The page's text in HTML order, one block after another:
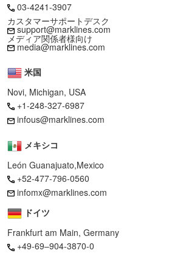
03-4241-3907
カスタマーサポートデスク
support@marklines.com
メディア関係者様向け
media@marklines.com
米国
Novi, Michigan, USA
+1-248-327-6987
infous@marklines.com
メキシコ
León Guanajuato,Mexico
+52-477-796-0560
infomx@marklines.com
ドイツ
Frankfurt am Main, Germany
+49-69–904-3870-0